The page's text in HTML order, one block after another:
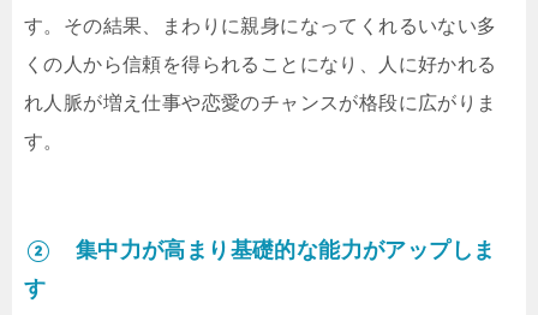
す。その結果、まわりに親身になってくれるいない多
くの人から信頼を得られることになり、人に好かれる
れ人脈が増え仕事や恋愛のチャンスが格段に広がりま
す。
② 集中力が高まり基礎的な能力がアップしま
す